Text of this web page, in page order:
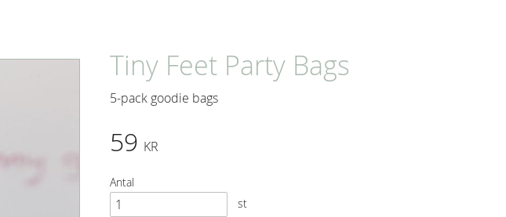
Tiny Feet Party Bags
5-pack goodie bags
59 KR
Antal
st